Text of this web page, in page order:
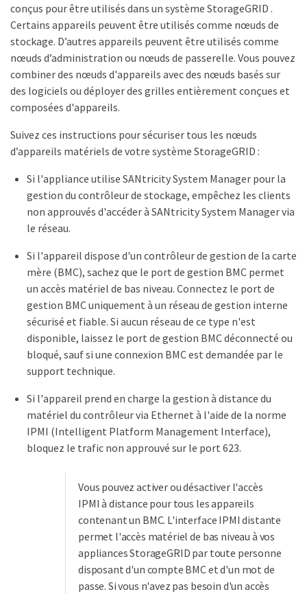
conçus pour être utilisés dans un système StorageGRID .
Certains appareils peuvent être utilisés comme nœuds de
stockage. D’autres appareils peuvent être utilisés comme
nœuds d’administration ou nœuds de passerelle. Vous pouvez
combiner des nœuds d'appareils avec des nœuds basés sur
des logiciels ou déployer des grilles entièrement conçues et
composées d'appareils.
Suivez ces instructions pour sécuriser tous les nœuds
d’appareils matériels de votre système StorageGRID :
Si l'appliance utilise SANtricity System Manager pour la
gestion du contrôleur de stockage, empêchez les clients
non approuvés d'accéder à SANtricity System Manager via
le réseau.
Si l'appareil dispose d'un contrôleur de gestion de la carte
mère (BMC), sachez que le port de gestion BMC permet
un accès matériel de bas niveau. Connectez le port de
gestion BMC uniquement à un réseau de gestion interne
sécurisé et fiable. Si aucun réseau de ce type n'est
disponible, laissez le port de gestion BMC déconnecté ou
bloqué, sauf si une connexion BMC est demandée par le
support technique.
Si l'appareil prend en charge la gestion à distance du
matériel du contrôleur via Ethernet à l'aide de la norme
IPMI (Intelligent Platform Management Interface),
bloquez le trafic non approuvé sur le port 623.
Vous pouvez activer ou désactiver l'accès
IPMI à distance pour tous les appareils
contenant un BMC. L'interface IPMI distante
permet l'accès matériel de bas niveau à vos
appliances StorageGRID par toute personne
disposant d'un compte BMC et d'un mot de
passe. Si vous n'avez pas besoin d'un accès